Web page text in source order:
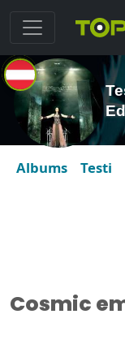
Albums Testi
Cosmic